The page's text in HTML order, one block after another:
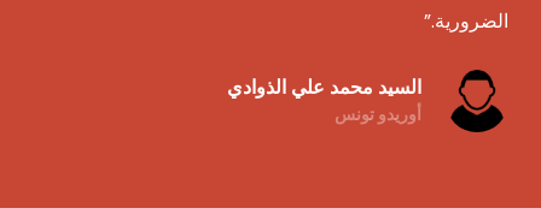
الضرورية.”
السيد محمد علي الذوادي
أوريدو تونس